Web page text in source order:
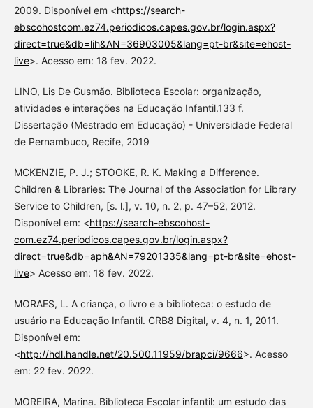
2009. Disponível em <https://search-
ebscohostcom.ez74.periodicos.capes.gov.br/login.aspx?
direct=true&db=lih&AN=36903005&lang=pt-br&site=ehost-
live>. Acesso em: 18 fev. 2022.
LINO, Lis De Gusmão. Biblioteca Escolar: organização,
atividades e interações na Educação Infantil.133 f.
Dissertação (Mestrado em Educação) - Universidade Federal
de Pernambuco, Recife, 2019
MCKENZIE, P. J.; STOOKE, R. K. Making a Difference.
Children & Libraries: The Journal of the Association for Library
Service to Children, [s. l.], v. 10, n. 2, p. 47–52, 2012.
Disponível em: <https://search-ebscohost-
com.ez74.periodicos.capes.gov.br/login.aspx?
direct=true&db=aph&AN=79201335&lang=pt-br&site=ehost-
live> Acesso em: 18 fev. 2022.
MORAES, L. A criança, o livro e a biblioteca: o estudo de
usuário na Educação Infantil. CRB8 Digital, v. 4, n. 1, 2011.
Disponível em:
<http://hdl.handle.net/20.500.11959/brapci/9666>. Acesso
em: 22 fev. 2022.
MOREIRA, Marina. Biblioteca Escolar infantil: um estudo das